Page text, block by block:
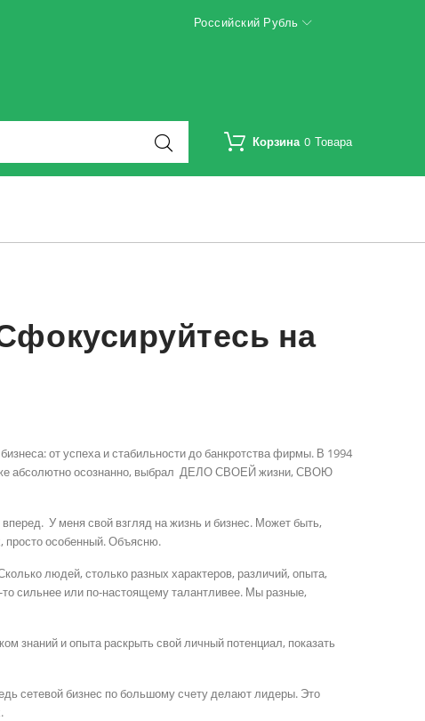
Российский Рубль
Корзина 0 Товара
на
от успеха и стабильности до банкротства фирмы. В 1994
уже абсолютно осознанно, выбрал ДЕЛО СВОЕЙ жизни, СВОЮ
У меня свой взгляд на жизнь и бизнес. Может быть,
просто особенный. Объясню.
людей, столько разных характеров, различий, опыта,
сильнее или по-настоящему талантливее. Мы разные,
знаний и опыта раскрыть свой личный потенциал, показать
сетевой бизнес по большому счету делают лидеры. Это